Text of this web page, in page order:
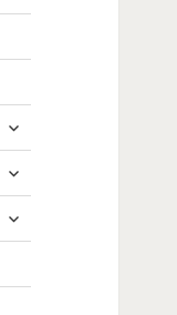
untermenü
untermenü
untermenü